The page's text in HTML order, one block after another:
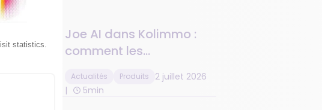
Joe AI dans Kolimmo :
comment les
ne ratent plus aucun
Actualités Produits
2 juillet 2026
5min